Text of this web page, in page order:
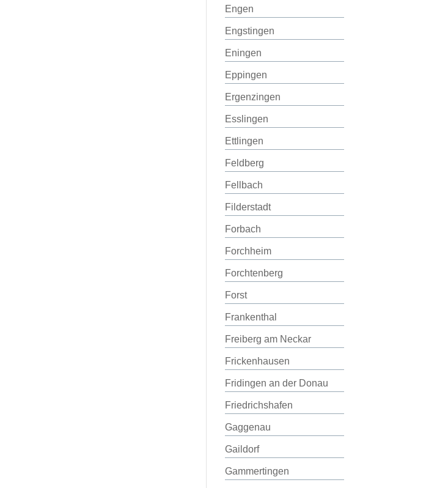
Engen
Engstingen
Eningen
Eppingen
Ergenzingen
Esslingen
Ettlingen
Feldberg
Fellbach
Filderstadt
Forbach
Forchheim
Forchtenberg
Forst
Frankenthal
Freiberg am Neckar
Frickenhausen
Fridingen an der Donau
Friedrichshafen
Gaggenau
Gaildorf
Gammertingen